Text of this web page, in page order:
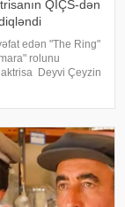
QİÇS-dən
edən "The Ring"
rolunu
aktrisa Deyvi Çeyzin